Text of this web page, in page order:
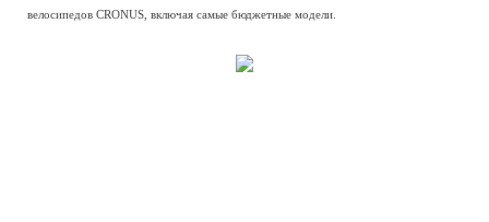
велосипедов CRONUS, включая самые бюджетные модели.